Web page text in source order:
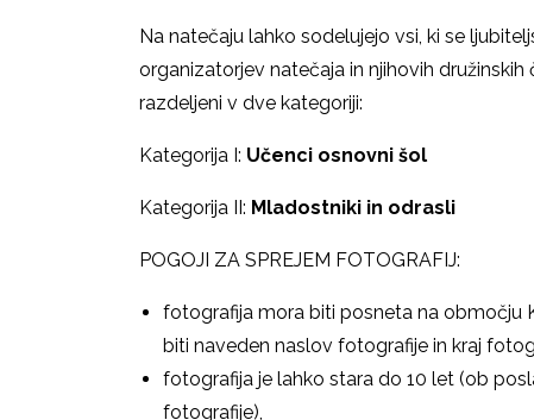
Na natečaju lahko sodelujejo vsi, ki se
organizatorjev natečaja in njihovih
razdeljeni v dve kategoriji:
Kategorija I: Učenci osnovni šol
Kategorija II: Mladostniki in odrasli
POGOJI ZA SPREJEM FOTOGRAFIJ:
fotografija mora biti posneta na območju
biti naveden naslov fotografije in kraj
fotografija je lahko stara do 10 let (ob
fotografije),